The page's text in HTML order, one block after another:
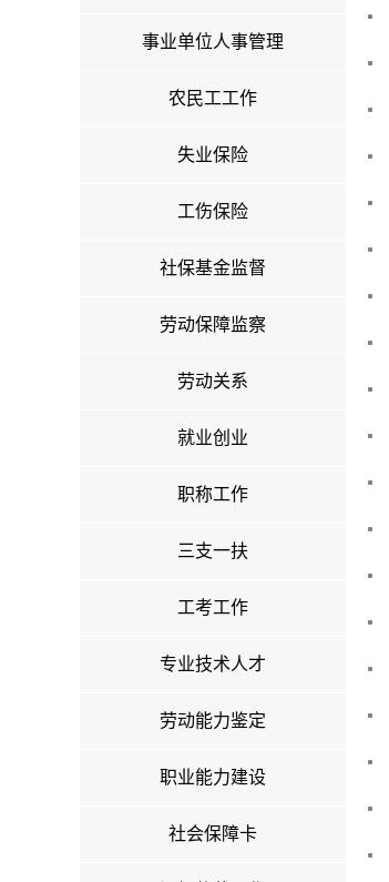
事业单位人事管理
农民工工作
失业保险
工伤保险
社保基金监督
劳动保障监察
劳动关系
就业创业
职称工作
三支一扶
工考工作
专业技术人才
劳动能力鉴定
职业能力建设
社会保障卡